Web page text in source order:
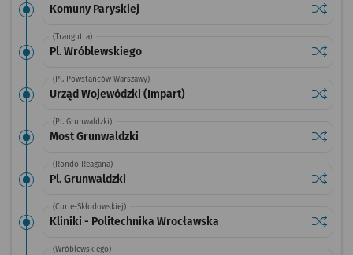
Komuny Paryskiej
(Traugutta)
Pl. Wróblewskiego
(Pl. Powstańców Warszawy)
Urząd Wojewódzki (Impart)
(Pl. Grunwaldzki)
Most Grunwaldzki
(Rondo Reagana)
Pl. Grunwaldzki
(Curie-Skłodowskiej)
Kliniki - Politechnika Wrocławska
(Wróblewskiego)